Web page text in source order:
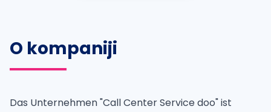
O kompaniji
Das Unternehmen "Call Center Service doo" ist